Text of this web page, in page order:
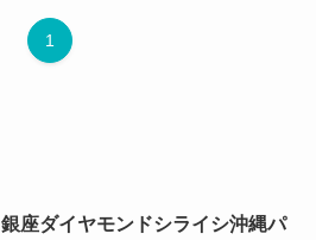
1
銀座ダイヤモンドシライシ沖縄パ